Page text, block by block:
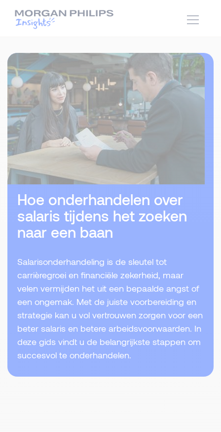
Hoe onderhandelen over
salaris tijdens het zoeken
naar een baan
Salarisonderhandeling is de sleutel tot
carrièregroei en financiële zekerheid, maar
velen vermijden het uit een bepaalde angst of
een ongemak. Met de juiste voorbereiding en
strategie kan u vol vertrouwen zorgen voor een
beter salaris en betere arbeidsvoorwaarden. In
deze gids vindt u de belangrijkste stappen om
succesvol te onderhandelen.